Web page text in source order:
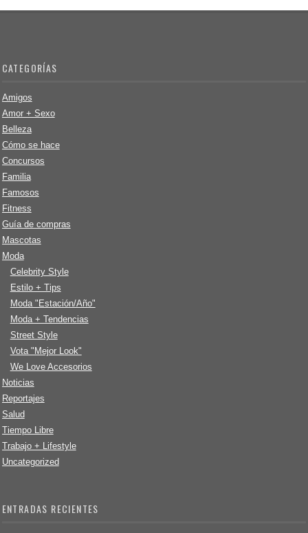
CATEGORÍAS
Amigos
Amor + Sexo
Belleza
Cómo se hace
Concursos
Familia
Famosos
Fitness
Guía de compras
Mascotas
Moda
Celebrity Style
Estilo + Tips
Moda "Estación/Año"
Moda + Tendencias
Street Style
Vota "Mejor Look"
We Love Accesorios
Noticias
Reportajes
Salud
Tiempo Libre
Trabajo + Lifestyle
Uncategorized
ENTRADAS RECIENTES